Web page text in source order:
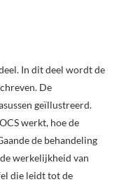
In dit deel wordt de
De
geïllustreerd.
werkt, hoe de
de behandeling
werkelijkheid van
die leidt tot de